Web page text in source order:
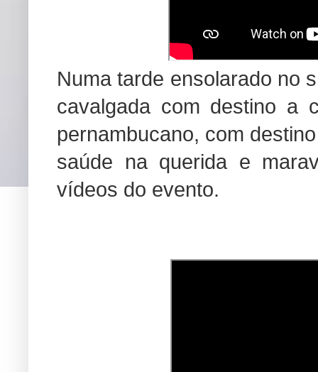
Numa tarde ensolarado no
cavalgada com destino a
pernambucano, com
saúde na querida e
vídeos do evento.